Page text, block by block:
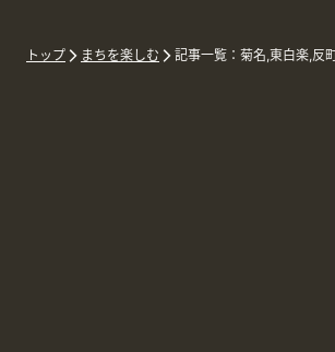
トップ まちを楽しむ 記事一覧：菊名,東白楽,反